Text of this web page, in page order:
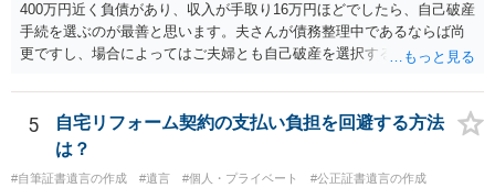
400万円近く負債があり、収入が手取り16万円ほどでしたら、自己破産
手続を選ぶのが最善と思います。夫さんが債務整理中であるならば尚
更ですし、場合によってはご夫婦とも自己破産を選択する方法もある
5
自宅リフォーム契約の支払い負担を回避する方法
は？
#自筆証書遺言の作成 #遺言 #個人・プライベート #公正証書遺言の作成